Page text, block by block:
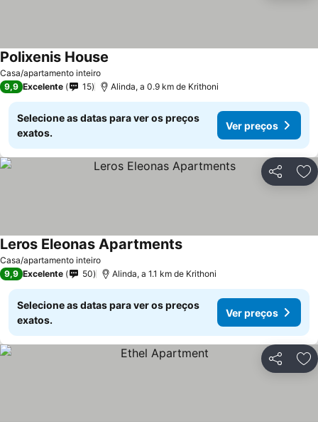
Casa/apartamento inteiro
Polixenis House
9,9 Excelente 15 Alinda, a 0.9 km de Krithoni
Selecione as datas para ver os preços
exatos.
Ver preços
Partilhar
Casa/apartamento inteiro
Leros Eleonas ApartmentsVer preços
9,9 Excelente 50 Alinda, a 1.1 km de Krithoni
Selecione as datas para ver os preços
exatos.
Ver preços
Partilhar